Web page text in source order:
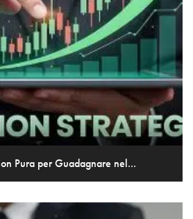
Pura per Guadagnare nel...